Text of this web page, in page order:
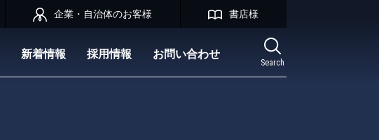
Search
新着情報 採用情報 お問い合わせ
企業・自治体のお客様 書店様